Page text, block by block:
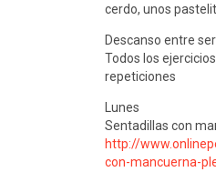
cerdo, unos
Descanso entre
Todos los
repeticiones
Lunes
Sentadillas con
http://
con-mancuerna-